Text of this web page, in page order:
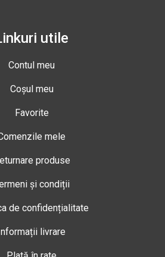
utile
Contul meu
Coșul meu
Favorite
mele
produse
și condiții
de confidențialitate
Informații livrare